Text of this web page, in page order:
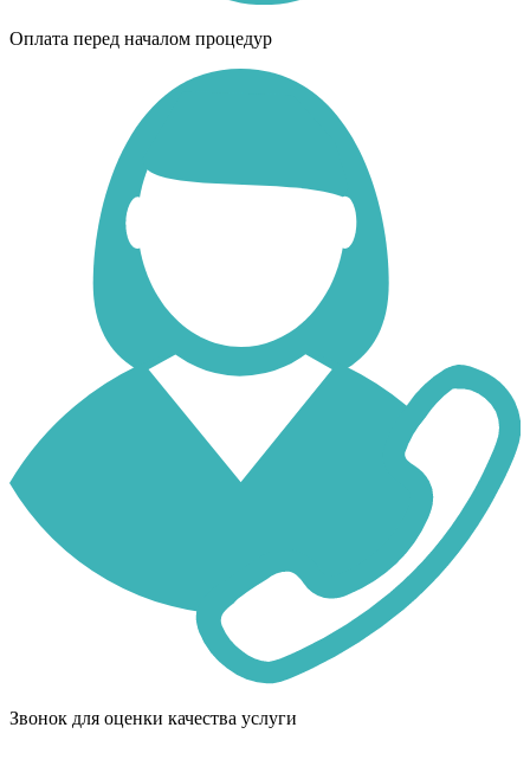
Оплата перед началом процедур
Звонок для оценки качества услуги